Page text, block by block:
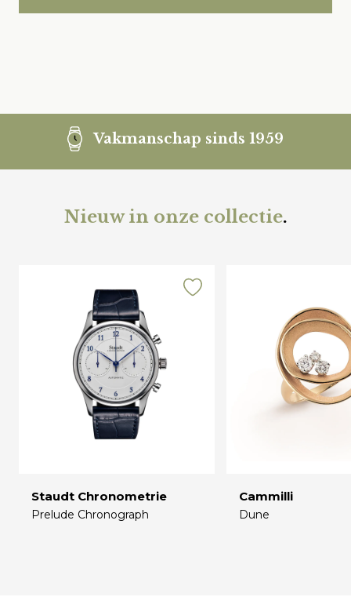
Vakmanschap sinds 1959
Nieuw in onze collectie.
Staudt Chronometrie
Prelude Chronograph
Cammilli
Dune